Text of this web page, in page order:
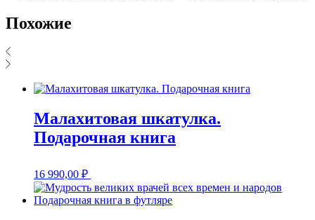
Похожие
Малахитовая шкатулка.
Подарочная книга
16 990,00 ₽